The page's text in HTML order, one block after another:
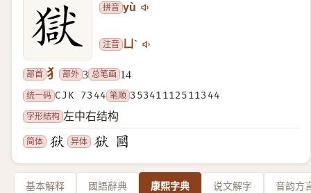
拼音 yù
注音 ㄩˋ
部首 犭 部外 3 总笔画 14
统一码 CJK 7344 笔顺 35341112511344
字形结构 左中右结构
简体 异体
基本解释 國語辭典 康熙字典 说文解字 音韵方